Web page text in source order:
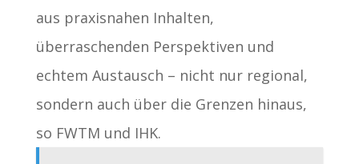
aus praxisnahen Inhalten,
überraschenden Perspektiven und
echtem Austausch – nicht nur regional,
sondern auch über die Grenzen hinaus,
so FWTM und IHK.